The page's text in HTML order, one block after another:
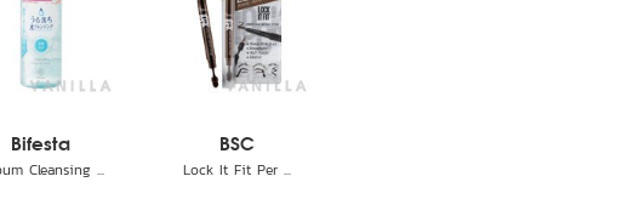
Bifesta
Cleansing ...
BSC
Lock It Fit Per ...